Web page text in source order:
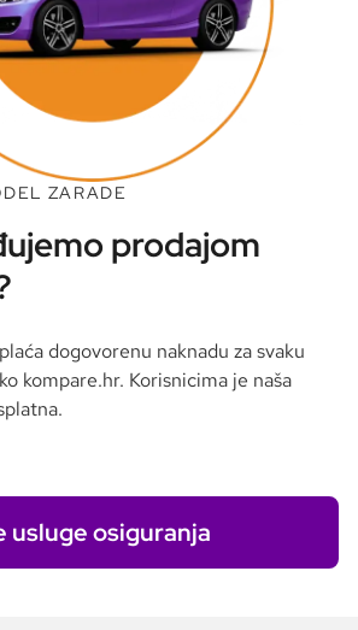
ZARADE
prodajom
dogovorenu naknadu za svaku
kompare.hr. Korisnicima je naša
usluge osiguranja